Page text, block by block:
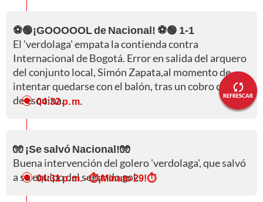
REFRESCAR
⚽🟢¡GOOOOOL de Nacional! ⚽🟢 1-1
El 'verdolaga' empata la contienda contra
Internacional de Bogotá. Error en salida del arquero
del conjunto local, Simón Zapata,al momento de
intentar quedarse con el balón, tras un cobro de tiro
de esquina.
04:32 p. m.
🧤 ¡Se salvó Nacional!🧤
Buena intervención del golero 'verdolaga', que salvó
a su equipo del segundo gol.
04:31 p. m.- ⏱️¡Minuto 29!⏱️